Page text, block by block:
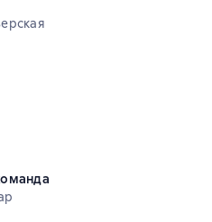
рейтинг 4,3 на основе 9 оценок